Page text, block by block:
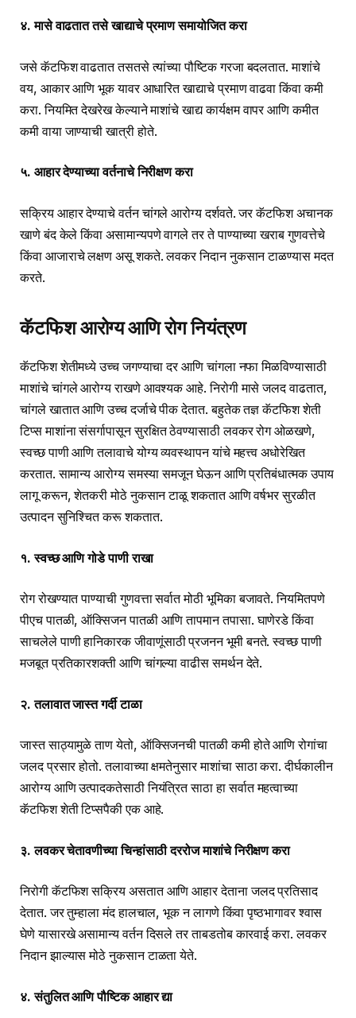
४. मासे वाढतात तसे खाद्याचे प्रमाण समायोजित करा
जसे कॅटफिश वाढतात तसतसे त्यांच्या पौष्टिक गरजा बदलतात. माशांचे
वय, आकार आणि भूक यावर आधारित खाद्याचे प्रमाण वाढवा किंवा कमी
करा. नियमित देखरेख केल्याने माशांचे खाद्य कार्यक्षम वापर आणि कमीत
कमी वाया जाण्याची खात्री होते.
५. आहार देण्याच्या वर्तनाचे निरीक्षण करा
सक्रिय आहार देण्याचे वर्तन चांगले आरोग्य दर्शवते. जर कॅटफिश अचानक
खाणे बंद केले किंवा असामान्यपणे वागले तर ते पाण्याच्या खराब गुणवत्तेचे
किंवा आजाराचे लक्षण असू शकते. लवकर निदान नुकसान टाळण्यास मदत
करते.
कॅटफिश आरोग्य आणि रोग नियंत्रण
कॅटफिश शेतीमध्ये उच्च जगण्याचा दर आणि चांगला नफा मिळविण्यासाठी
माशांचे चांगले आरोग्य राखणे आवश्यक आहे. निरोगी मासे जलद वाढतात,
चांगले खातात आणि उच्च दर्जाचे पीक देतात. बहुतेक तज्ञ कॅटफिश शेती
टिप्स माशांना संसर्गापासून सुरक्षित ठेवण्यासाठी लवकर रोग ओळखणे,
स्वच्छ पाणी आणि तलावाचे योग्य व्यवस्थापन यांचे महत्त्व अधोरेखित
करतात. सामान्य आरोग्य समस्या समजून घेऊन आणि प्रतिबंधात्मक उपाय
लागू करून, शेतकरी मोठे नुकसान टाळू शकतात आणि वर्षभर सुरळीत
उत्पादन सुनिश्चित करू शकतात.
१. स्वच्छ आणि गोडे पाणी राखा
रोग रोखण्यात पाण्याची गुणवत्ता सर्वात मोठी भूमिका बजावते. नियमितपणे
पीएच पातळी, ऑक्सिजन पातळी आणि तापमान तपासा. घाणेरडे किंवा
साचलेले पाणी हानिकारक जीवाणूंसाठी प्रजनन भूमी बनते. स्वच्छ पाणी
मजबूत प्रतिकारशक्ती आणि चांगल्या वाढीस समर्थन देते.
२. तलावात जास्त गर्दी टाळा
जास्त साठ्यामुळे ताण येतो, ऑक्सिजनची पातळी कमी होते आणि रोगांचा
जलद प्रसार होतो. तलावाच्या क्षमतेनुसार माशांचा साठा करा. दीर्घकालीन
आरोग्य आणि उत्पादकतेसाठी नियंत्रित साठा हा सर्वात महत्वाच्या
कॅटफिश शेती टिप्सपैकी एक आहे.
३. लवकर चेतावणीच्या चिन्हांसाठी दररोज माशांचे निरीक्षण करा
निरोगी कॅटफिश सक्रिय असतात आणि आहार देताना जलद प्रतिसाद
देतात. जर तुम्हाला मंद हालचाल, भूक न लागणे किंवा पृष्ठभागावर श्वास
घेणे यासारखे असामान्य वर्तन दिसले तर ताबडतोब कारवाई करा. लवकर
निदान झाल्यास मोठे नुकसान टाळता येते.
४. संतुलित आणि पौष्टिक आहार द्या